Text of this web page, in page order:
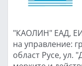
"КАОЛИН" ЕАД,
на управление:
област Русе, ул.